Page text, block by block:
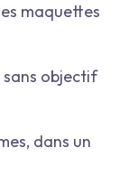
maquettes
sans objectif
dans un